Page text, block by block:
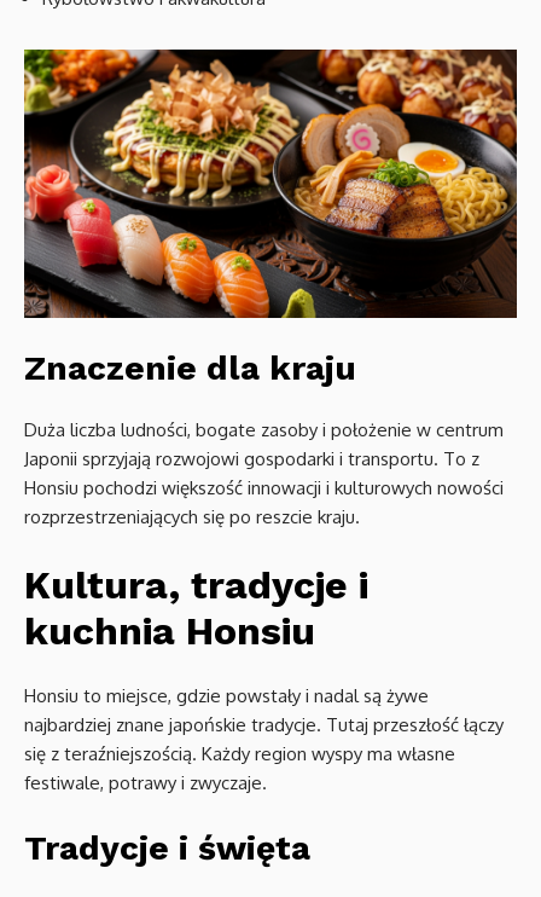
Znaczenie dla kraju
Duża liczba ludności, bogate zasoby i położenie w centrum
Japonii sprzyjają rozwojowi gospodarki i transportu. To z
Honsiu pochodzi większość innowacji i kulturowych nowości
rozprzestrzeniających się po reszcie kraju.
Kultura, tradycje i
kuchnia Honsiu
Honsiu to miejsce, gdzie powstały i nadal są żywe
najbardziej znane japońskie tradycje. Tutaj przeszłość łączy
się z teraźniejszością. Każdy region wyspy ma własne
festiwale, potrawy i zwyczaje.
Tradycje i święta